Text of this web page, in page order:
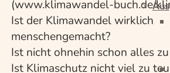
(www.klimawandel-buch.de/
Ist der Klimawandel wirklich
menschengemacht?
Ist nicht ohnehin schon alles
Ist Klimaschutz nicht viel zu